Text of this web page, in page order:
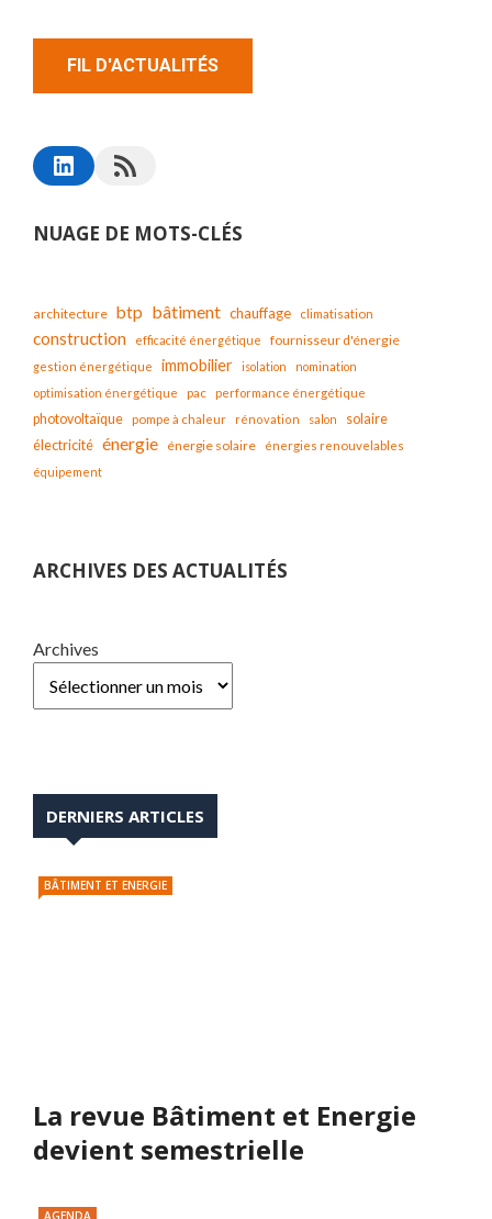
FIL D'ACTUALITÉS
NUAGE DE MOTS-CLÉS
architecture btp bâtiment chauffage climatisation
construction efficacité énergétique fournisseur d'énergie
gestion énergétique immobilier isolation
nomination
optimisation énergétique
pac performance énergétique
photovoltaïque pompe à chaleur rénovation salon solaire
électricité énergie énergie solaire
énergies renouvelables
équipement
ARCHIVES DES ACTUALITÉS
Archives
DERNIERS ARTICLES
BÂTIMENT ET ENERGIE
La revue Bâtiment et Energie
devient semestrielle
AGENDA